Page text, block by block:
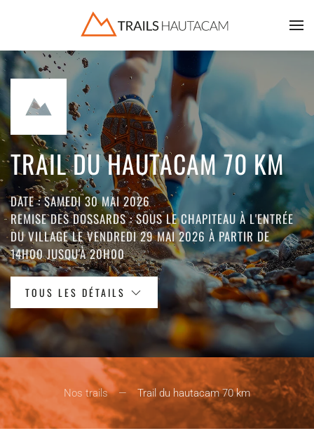
Accéder au contenu principal
TRAIL DU HAUTACAM 70 KM
DATE : SAMEDI 30 MAI 2026
REMISE DES DOSSARDS : SOUS LE CHAPITEAU À L'ENTRÉE
DU VILLAGE LE VENDREDI 29 MAI 2026 À PARTIR DE
14H00 JUSQU'À 20H00
TOUS LES DÉTAILS
Nos trails Trail du hautacam 70 km